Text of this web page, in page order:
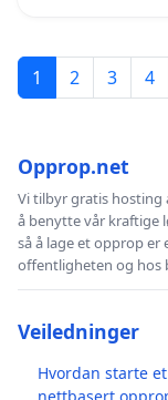
1 2 3 4
Opprop.net
Vi tilbyr gratis
å benytte vår kraftige
så å lage et opprop
offentligheten og hos
Veiledninger
Hvordan starte et